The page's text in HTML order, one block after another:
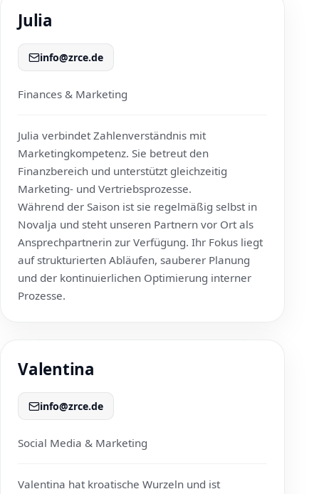
Julia
info@zrce.de
Finances & Marketing
Julia verbindet Zahlenverständnis mit
Marketingkompetenz. Sie betreut den
Finanzbereich und unterstützt gleichzeitig
Marketing- und Vertriebsprozesse.
Während der Saison ist sie regelmäßig selbst in
Novalja und steht unseren Partnern vor Ort als
Ansprechpartnerin zur Verfügung. Ihr Fokus liegt
auf strukturierten Abläufen, sauberer Planung
und der kontinuierlichen Optimierung interner
Prozesse.
Valentina
info@zrce.de
Social Media & Marketing
Valentina hat kroatische Wurzeln und ist